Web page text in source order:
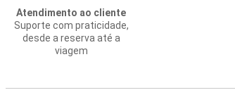
Atendimento ao cliente
Suporte com praticidade,
desde a reserva até a
viagem